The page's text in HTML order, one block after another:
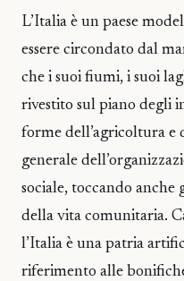
L’Italia è un paese
essere circondato dal
che i suoi fiumi, i suoi
rivestito sul piano degli
forme dell’agricoltura e
generale
sociale, toccando
della vita comunitaria.
l’Italia è una patria
riferimento alle